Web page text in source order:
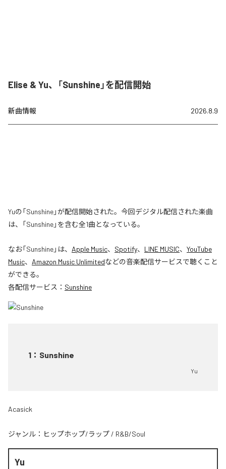
Elise & Yu、「Sunshine」を配信開始
新曲情報 2026.8.9
Yuの「Sunshine」が配信開始された。今回デジタル配信された楽曲
は、「Sunshine」を含む全1曲となっている。
なお「Sunshine」は、 Apple Music、 Spotify、 LINE MUSIC、 YouTube
Music、 Amazon Music Unlimitedなどの音楽配信サービスで聴くこと
ができる。
各配信サービス： Sunshine
1 ： Sunshine
Yu
Acasick
ジャンル： ヒップホップ/ラップ / R&B/Soul
Yu